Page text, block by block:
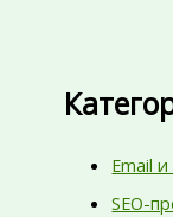
Email
SEO-